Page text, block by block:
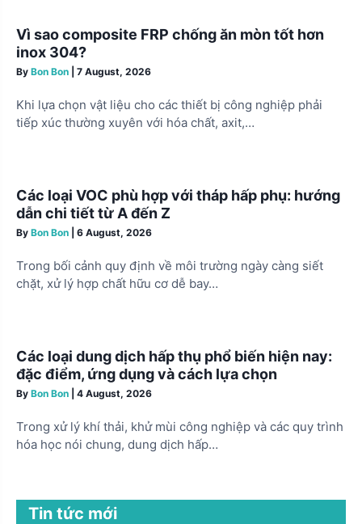
a
t
o
Vì sao composite FRP chống ăn mòn tốt hơn
inox 304?
By Bon Bon 7 August, 2026
Khi lựa chọn vật liệu cho các thiết bị công nghiệp phải
tiếp xúc thường xuyên với hóa chất, axit,…
Các loại VOC phù hợp với tháp hấp phụ: hướng
dẫn chi tiết từ A đến Z
By Bon Bon 6 August, 2026
Trong bối cảnh quy định về môi trường ngày càng siết
chặt, xử lý hợp chất hữu cơ dễ bay…
Các loại dung dịch hấp thụ phổ biến hiện nay:
đặc điểm, ứng dụng và cách lựa chọn
By Bon Bon 4 August, 2026
Trong xử lý khí thải, khử mùi công nghiệp và các quy trình
hóa học nói chung, dung dịch hấp…
Tin tức mới